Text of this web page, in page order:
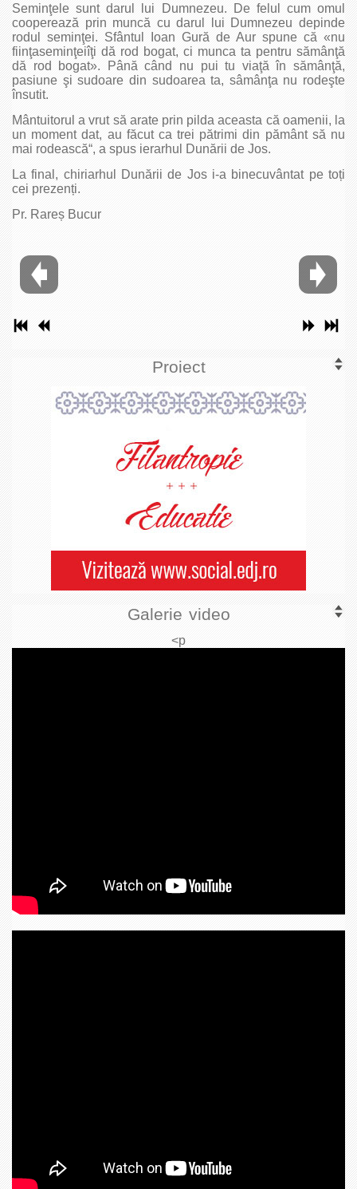
Seminţele sunt darul lui Dumnezeu. De felul cum omul
cooperează prin muncă cu darul lui Dumnezeu depinde
rodul seminţei. Sfântul Ioan Gură de Aur spune că «nu
fiinţaseminţeiîţi dă rod bogat, ci munca ta pentru sămânţă
dă rod bogat». Până când nu pui tu viaţă în sămânţă,
pasiune şi sudoare din sudoarea ta, sâmânţa nu rodeşte
însutit.
Mântuitorul a vrut să arate prin pilda aceasta că oamenii, la
un moment dat, au făcut ca trei pătrimi din pământ să nu
mai rodească“, a spus ierarhul Dunării de Jos.
La final, chiriarhul Dunării de Jos i-a binecuvântat pe toți
cei prezenți.
Pr. Rareș Bucur
Proiect
Galerie video
<p